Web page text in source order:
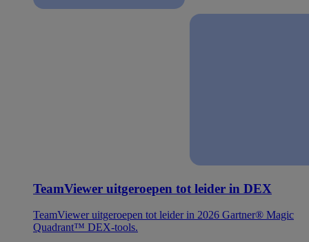
TeamViewer uitgeroepen tot leider in DEX
TeamViewer uitgeroepen tot leider in 2026 Gartner® Magic
Quadrant™ DEX-tools.